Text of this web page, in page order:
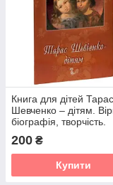
Книга для дітей Тарас
Шевченко – дітям.
біографія, творчість.
дітям
200 ₴
Купити